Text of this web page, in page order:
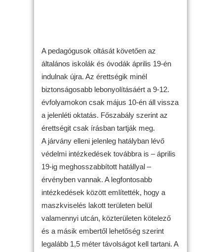
A pedagógusok oltását követően az
általános iskolák és óvodák április 19-én
indulnak újra. Az érettségik minél
biztonságosabb lebonyolításáért a 9-12.
évfolyamokon csak május 10-én áll vissza
a jelenléti oktatás. Főszabály szerint az
érettségit csak írásban tartják meg.
A járvány elleni jelenleg hatályban lévő
védelmi intézkedések továbbra is – április
19-ig meghosszabbított hatállyal –
érvényben vannak. A legfontosabb
intézkedések között említették, hogy a
maszkviselés lakott területen belül
valamennyi utcán, közterületen kötelező
és a másik embertől lehetőség szerint
legalább 1,5 méter távolságot kell tartani. A